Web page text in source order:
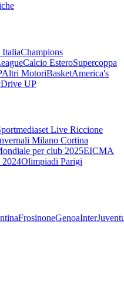
ItaliaChampions
Calcio EsteroSupercoppa
Altri MotoriBasketAmerica's
Drive UP
Live Riccione
Milano Cortina
per club 2025EICMA
2024Olimpiadi Parigi
FrosinoneGenoaInter